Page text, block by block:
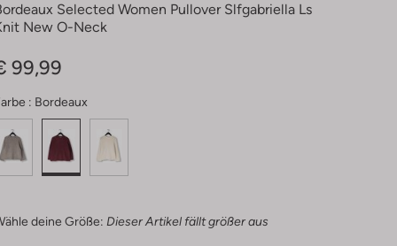
Selected Women Pullover Slfgabriella Ls
New O-Neck
99,99
: Bordeaux
deine Größe: Dieser Artikel fällt größer aus